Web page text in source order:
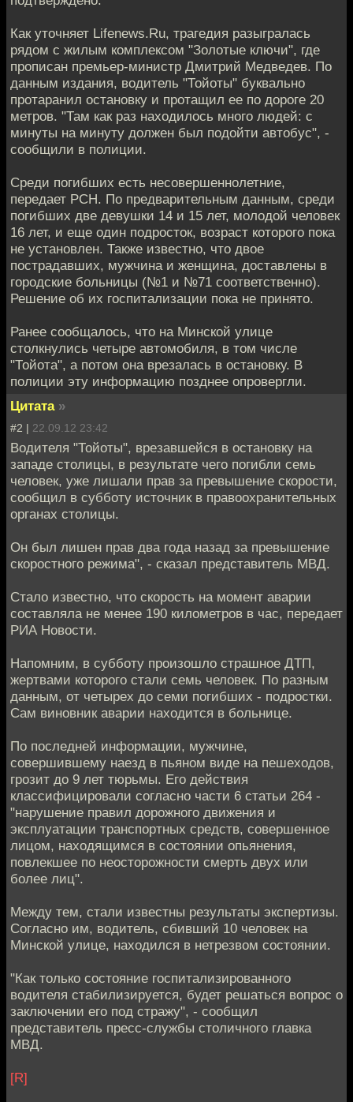
Как уточняет Lifenews.Ru, трагедия разыгралась
рядом с жилым комплексом "Золотые ключи", где
прописан премьер-министр Дмитрий Медведев. По
данным издания, водитель "Тойоты" буквально
протаранил остановку и протащил ее по дороге 20
метров. "Там как раз находилось много людей: с
минуты на минуту должен был подойти автобус", -
сообщили в полиции.
Среди погибших есть несовершеннолетние,
передает РСН. По предварительным данным, среди
погибших две девушки 14 и 15 лет, молодой человек
16 лет, и еще один подросток, возраст которого пока
не установлен. Также известно, что двое
пострадавших, мужчина и женщина, доставлены в
городские больницы (№1 и №71 соответственно).
Решение об их госпитализации пока не принято.
Ранее сообщалось, что на Минской улице
столкнулись четыре автомобиля, в том числе
"Тойота", а потом она врезалась в остановку. В
полиции эту информацию позднее опровергли.
Цитата »
#2 | 22.09.12 23:42
Водителя "Тойоты", врезавшейся в остановку на
западе столицы, в результате чего погибли семь
человек, уже лишали прав за превышение скорости,
сообщил в субботу источник в правоохранительных
органах столицы.
Он был лишен прав два года назад за превышение
скоростного режима", - сказал представитель МВД.
Стало известно, что скорость на момент аварии
составляла не менее 190 километров в час, передает
РИА Новости.
Напомним, в субботу произошло страшное ДТП,
жертвами которого стали семь человек. По разным
данным, от четырех до семи погибших - подростки.
Сам виновник аварии находится в больнице.
По последней информации, мужчине,
совершившему наезд в пьяном виде на пешеходов,
грозит до 9 лет тюрьмы. Его действия
классифицировали согласно части 6 статьи 264 -
"нарушение правил дорожного движения и
эксплуатации транспортных средств, совершенное
лицом, находящимся в состоянии опьянения,
повлекшее по неосторожности смерть двух или
более лиц".
Между тем, стали известны результаты экспертизы.
Согласно им, водитель, сбивший 10 человек на
Минской улице, находился в нетрезвом состоянии.
"Как только состояние госпитализированного
водителя стабилизируется, будет решаться вопрос о
заключении его под стражу", - сообщил
представитель пресс-службы столичного главка
МВД.
[R]